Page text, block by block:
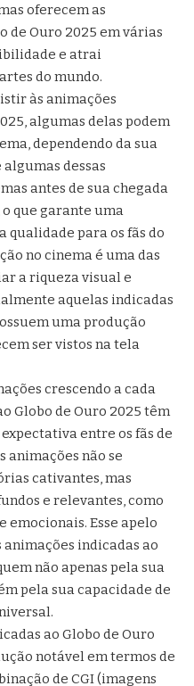
oferecem as
de Ouro 2025 em várias
e atrai
do mundo.
às animações
algumas delas podem
dependendo da sua
dessas
antes de sua chegada
que garante uma
qualidade para os fãs do
no cinema é uma das
a riqueza visual e
aquelas indicadas
uma produção
ser vistos na tela
crescendo a cada
Globo de Ouro 2025 têm
entre os fãs de
animações não se
cativantes, mas
e relevantes, como
emocionais. Esse apelo
indicadas ao
não apenas pela sua
pela sua capacidade de
ao Globo de Ouro
notável em termos de
de CGI (imagens